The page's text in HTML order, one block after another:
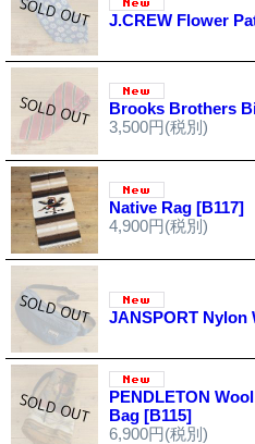
J.CREW Flower
Brooks Brothers
3,500円(税別)
Native Rag [B117]
4,900円(税別)
JANSPORT Nylon
PENDLETON
Bag [B115]
6,900円(税別)